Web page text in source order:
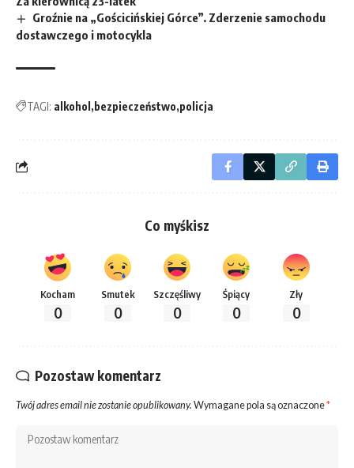
Groźnie na „Gościcińskiej Górce”. Zderzenie samochodu
dostawczego i motocykla
TAGI: alkohol bezpieczeństwo policja
Co myśkisz
Kocham
0
Smutek
0
Szczęśliwy
0
Śpiący
0
Zły
0
Pozostaw komentarz
Twój adres email nie zostanie opublikowany. Wymagane pola są oznaczone*